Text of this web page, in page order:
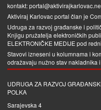
kontakt:
Aktiviraj Karlovac portal član je
Udruga za razvoj građanske i
Knjigu pružatelja elektroničkih
ELEKTRONIČKE MEDIJEpod
Stavovi izneseni u kolumnama i
odražavaju nužno stav nakladnika
UDRUGA ZA RAZVOJ
POLKA
Sarajevska 4